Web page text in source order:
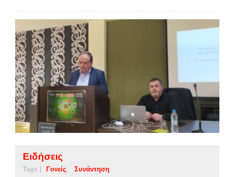
Ειδήσεις
Tags | Γονείς Συνάντηση